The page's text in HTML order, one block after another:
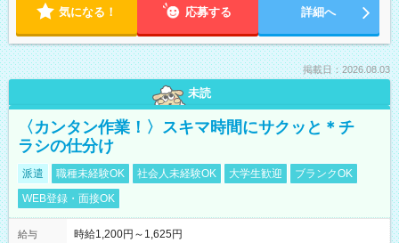
気になる！ 応募する 詳細へ
掲載日：2026.08.03
未読
〈カンタン作業！〉スキマ時間にサクッと＊チ
ラシの仕分け
派遣 職種未経験OK 社会人未経験OK 大学生歓迎
ブランクOK
WEB登録・面接OK
給与
時給1,200円～1,625円